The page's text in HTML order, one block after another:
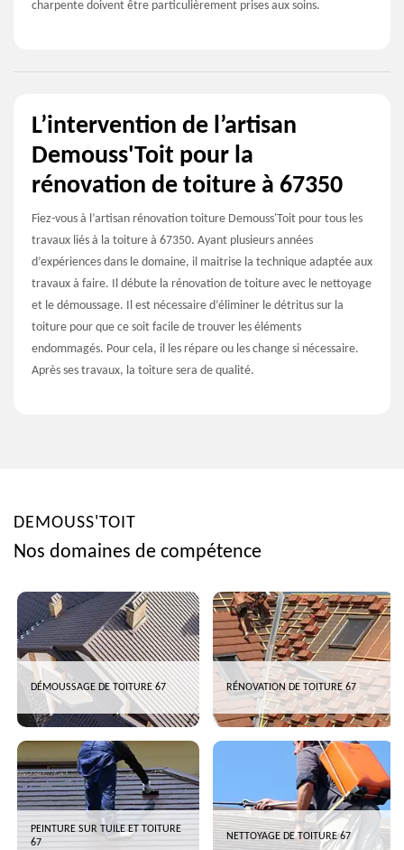
charpente doivent être particulièrement prises aux soins.
L’intervention de l’artisan
Demouss'Toit pour la
rénovation de toiture à 67350
Fiez-vous à l’artisan rénovation toiture Demouss'Toit pour tous les
travaux liés à la toiture à 67350. Ayant plusieurs années
d’expériences dans le domaine, il maitrise la technique adaptée aux
travaux à faire. Il débute la rénovation de toiture avec le nettoyage
et le démoussage. Il est nécessaire d’éliminer le détritus sur la
toiture pour que ce soit facile de trouver les éléments
endommagés. Pour cela, il les répare ou les change si nécessaire.
Après ses travaux, la toiture sera de qualité.
DEMOUSS'TOIT
Nos domaines de compétence
DÉMOUSSAGE DE TOITURE 67 RÉNOVATION DE TOITURE 67
PEINTURE SUR TUILE ET TOITURE
67
NETTOYAGE DE TOITURE 67